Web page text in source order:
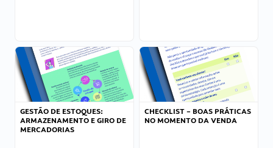
GESTÃO DE ESTOQUES:
ARMAZENAMENTO E GIRO DE
MERCADORIAS
CHECKLIST – BOAS PRÁTICAS
NO MOMENTO DA VENDA